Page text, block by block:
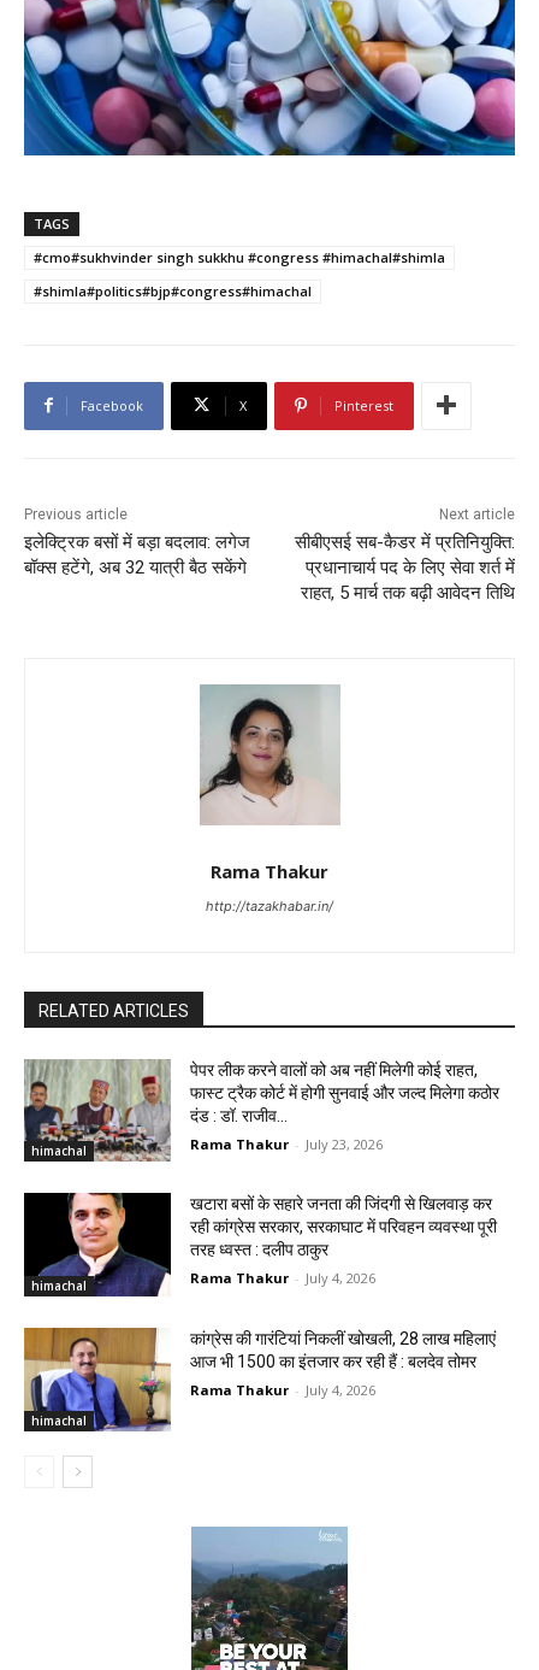
TAGS
#cmo#sukhvinder singh sukkhu #congress #himachal#shimla
#shimla#politics#bjp#congress#himachal
Facebook X Pinterest
Previous article
इलेक्ट्रिक बसों में बड़ा बदलाव: लगेज
बॉक्स हटेंगे, अब 32 यात्री बैठ सकेंगे
Next article
सीबीएसई सब-कैडर में प्रतिनियुक्ति:
प्रधानाचार्य पद के लिए सेवा शर्त में
राहत, 5 मार्च तक बढ़ी आवेदन तिथि
Rama Thakur
http://tazakhabar.in/
RELATED ARTICLES
himachal
पेपर लीक करने वालों को अब नहीं मिलेगी कोई राहत,
फास्ट ट्रैक कोर्ट में होगी सुनवाई और जल्द मिलेगा कठोर
दंड : डॉ. राजीव...
Rama Thakur - July 23, 2026
himachal
खटारा बसों के सहारे जनता की जिंदगी से खिलवाड़ कर
रही कांग्रेस सरकार, सरकाघाट में परिवहन व्यवस्था पूरी
तरह ध्वस्त : दलीप ठाकुर
Rama Thakur - July 4, 2026
himachal
कांग्रेस की गारंटियां निकलीं खोखली, 28 लाख महिलाएं
आज भी ₹1500 का इंतजार कर रही हैं : बलदेव तोमर
Rama Thakur - July 4, 2026